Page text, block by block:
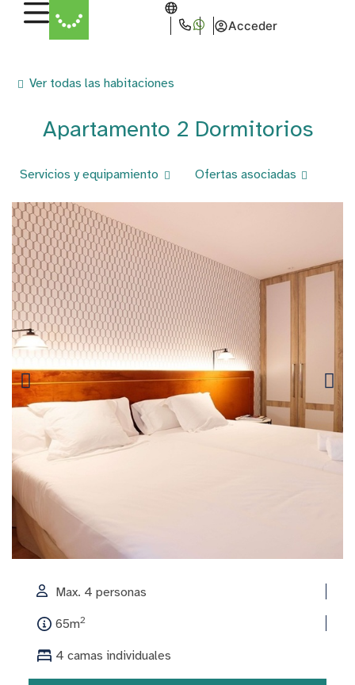
Acceder
Ver todas las habitaciones
Apartamento 2 Dormitorios
Servicios y equipamiento Ofertas asociadas
Max. 4 personas
65m2
4 camas individuales